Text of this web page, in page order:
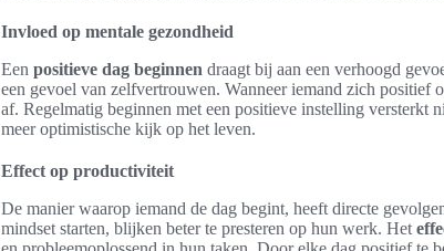
Invloed op mentale gezondheid
Een positieve dag beginnen draagt bij aan een verhoogd
een gevoel van zelfvertrouwen. Wanneer iemand zich positief
af. Regelmatig beginnen met een positieve instelling versterkt
meer optimistische kijk op het leven.
Effect op productiviteit
De manier waarop iemand de dag begint, heeft directe
mindset starten, blijken beter te presteren op hun werk. Het